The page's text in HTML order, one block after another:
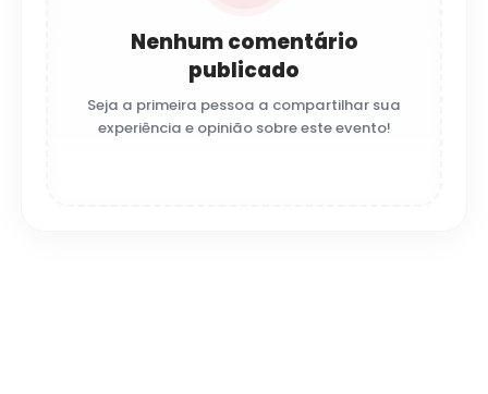
Nenhum comentário
publicado
Seja a primeira pessoa a compartilhar sua
experiência e opinião sobre este evento!